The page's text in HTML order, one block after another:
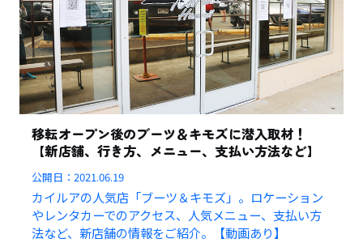
移転オープン後のブーツ＆キモズに潜入取材！
【新店舗、行き方、メニュー、支払い方法など】
公開日：2021.06.19
カイルアの人気店「ブーツ＆キモズ」。ロケーション
やレンタカーでのアクセス、人気メニュー、支払い方
法など、新店舗の情報をご紹介。【動画あり】